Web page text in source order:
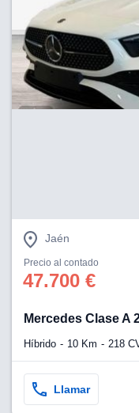
Jaén
Precio al contado
47.700 €
Mercedes Clase A
Híbrido 10 Km 218
Llamar